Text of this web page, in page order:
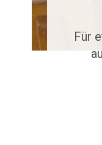
Für